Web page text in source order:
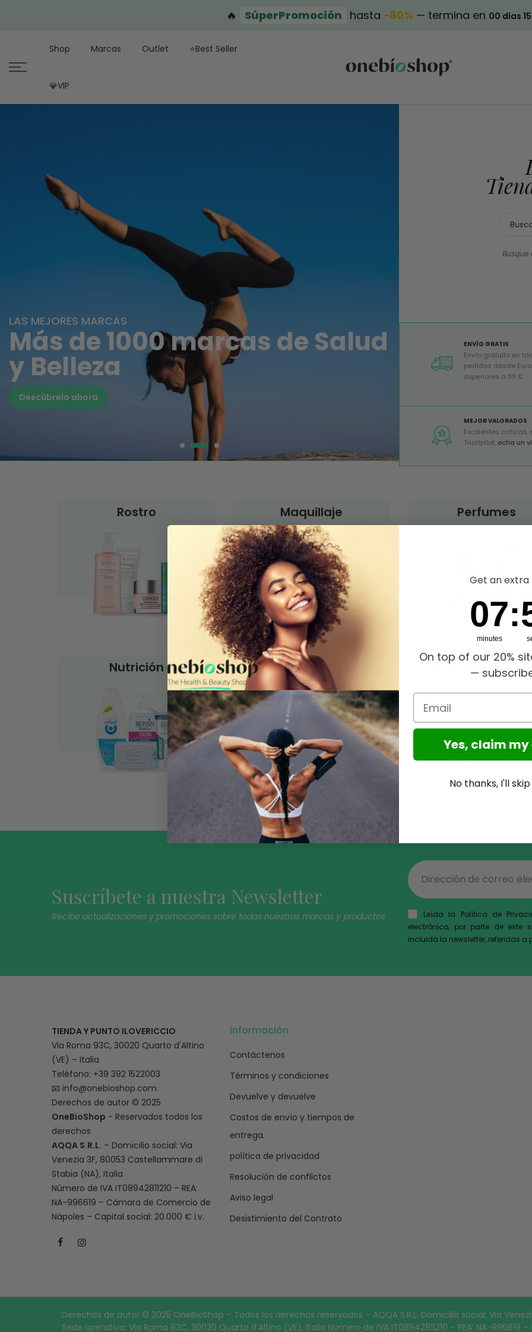
🔥 SúperPromoción hasta −80% — termina en 00 días
Shop Marcas Outlet ⭐Best Seller
💎VIP
LAS MEJORES MARCAS
Más de 1000 marcas de Salud
y Belleza
Descúbrelo ahora
Busque
ENVÍO GRATIS
Envío gratuito en
pedidos desde
superiores a 99 €
MEJOR VALORADOS
Excelentes críticas
Trustpilot, echa un
Rostro Maquillaje Perfumes
Nutrición Salud y Soporte Mamá y
Suscríbete a nuestra Newsletter
Recibe actualizaciones y promociones sobre todas nuestras marcas y productos
Leída la Política de
electrónico, por parte de este
incluida la newsletter, referidas
TIENDA Y PUNTO ILOVERICCIO
Via Roma 93C, 30020 Quarto d'Altino
(VE) – Italia
Teléfono: +39 392 1522003
📧 info@onebioshop.com
Derechos de autor © 2025
OneBioShop - Reservados todos los
derechos
AQQA S.R.L. – Domicilio social: Via
Venezia 3F, 80053 Castellammare di
Stabia (NA), Italia
Número de IVA IT08942811210 – REA:
NA-996619 – Cámara de Comercio de
Nápoles – Capital social: 20.000 € i.v.
Información
Contáctenos
Términos y condiciones
Devuelve y devuelve
Costos de envío y tiempos de
entrega.
política de privacidad
Resolución de conflictos
Aviso legal
Desistimiento del Contrato
Derechos de autor © 2025 OneBioShop – Todos los derechos reservados – AQQA S.R.L. Domicilio social: Via
Sede operativa: Via Roma 93C, 30020 Quarto d’Altino (VE), Italia Número de IVA IT08942811210 – REA: NA-
Get an extra
7
07
minutes
: 57
On top of our 20%
—
Email
Yes, claim
No thanks, I'll